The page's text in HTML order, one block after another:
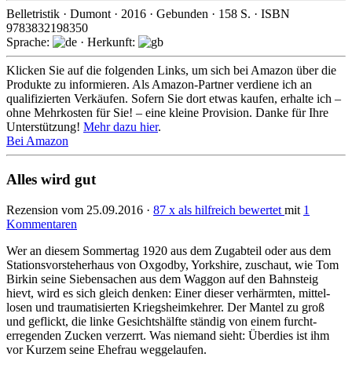
Belletristik · Dumont · 2016 · Gebunden · 158 S. · ISBN
9783832198350
Sprache:
· Herkunft:
Klicken Sie auf die folgenden Links, um sich bei Amazon über die
Produkte zu informieren. Als Amazon-Partner verdiene ich an
qualifizierten Verkäufen. Sofern Sie dort etwas kaufen, erhalte ich –
ohne Mehrkosten für Sie! – eine kleine Provision. Danke für Ihre
Unterstützung! Mehr dazu hier.
Bei Amazon
Alles wird gut
Rezension vom 25.09.2016 · 87 x als hilfreich bewertet mit 1
Kommentaren
Wer an diesem Sommertag 1920 aus dem Zugabteil oder aus dem
Stations­vorsteher­haus von Oxgodby, Yorkshire, zuschaut, wie Tom
Birkin seine Sieben­sachen aus dem Waggon auf den Bahnsteig
hievt, wird es sich gleich denken: Einer dieser verhärmten, mittel­
losen und trauma­tisierten Kriegs­heim­kehrer. Der Mantel zu groß
und geflickt, die linke Gesichts­hälfte ständig von einem furcht­
erregen­den Zucken verzerrt. Was niemand sieht: Überdies ist ihm
vor Kurzem seine Ehefrau wegge­laufen.